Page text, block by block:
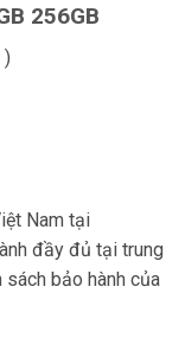
256GB
)
Nam tại
đầy đủ tại trung
bảo hành của